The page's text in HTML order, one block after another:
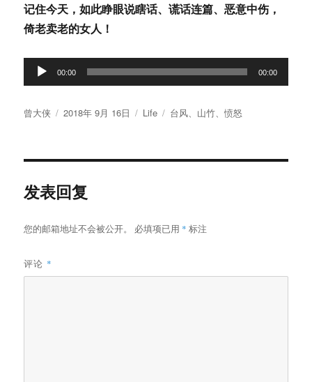
放
器
记住今天，如此睁眼说瞎话、谎话连篇、恶意中伤，
倚老卖老的女人！
频
播
00:00 00:00
作
曾大侠
发
2018年 9月 16日
分
Life
标
台风、 山竹、愤怒
发表回复
您的邮箱地址不会被公开。 必填项已用 * 标注
评论 *